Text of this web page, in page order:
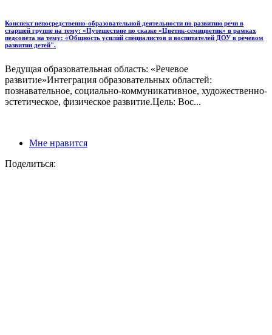
Конспект непосредственно-образовательной деятельности по развитию речи в
старшей группе на тему: «Путешествие по сказке «Цветик-семицветик» в рамках
педсовета на тему: «Общность усилий специалистов и воспитателей ДОУ в речевом
развитии детей".
Ведущая образовательная область: «Речевое
развитие»Интеграция образовательных областей:
познавательное, социально-коммуникативное, художественно-
эстетическое, физическое развитие.Цель: Вос...
Мне нравится
Поделиться: